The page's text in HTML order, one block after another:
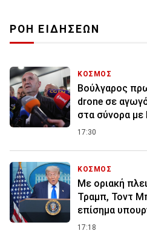
ΡΟΗ ΕΙΔΗΣΕΩΝ
ΚΟΣΜΟΣ
Βούλγαρος
drone σε
στα σύνορα με
17:30
ΚΟΣΜΟΣ
Με οριακή
Τραμπ, Τοντ
επίσημα
17:18